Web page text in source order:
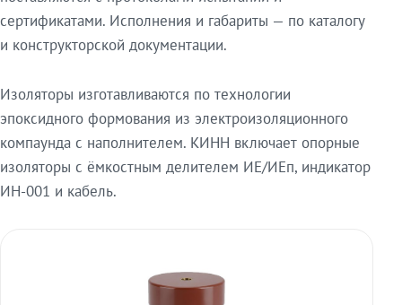
сертификатами. Исполнения и габариты — по каталогу
и конструкторской документации.
Изоляторы изготавливаются по технологии
эпоксидного формования из электроизоляционного
компаунда с наполнителем. КИНН включает опорные
изоляторы с ёмкостным делителем ИЕ/ИЕп, индикатор
ИН-001 и кабель.